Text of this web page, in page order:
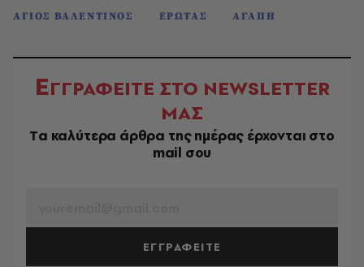
ΑΓΙΟΣ ΒΑΛΕΝΤΙΝΟΣ ΕΡΩΤΑΣ ΑΓΑΠΗ
ΕΓΓΡΑΦΕΙΤΕ ΣΤΟ NEWSLETTER
ΜΑΣ
Tα καλύτερα άρθρα της ημέρας έρχονται στο
mail σου
ΕΓΓΡΑΦΕΙΤΕ